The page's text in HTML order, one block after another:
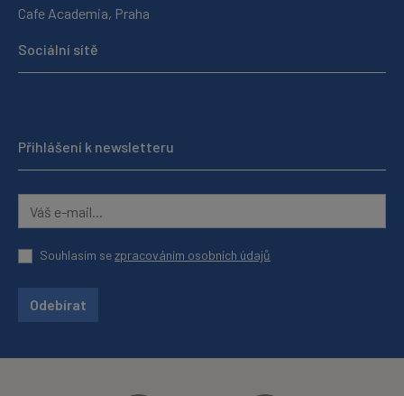
Cafe Academia, Praha
Sociální sítě
Přihlášení k newsletteru
Souhlasím sezpracováním osobních údajů
Odebírat